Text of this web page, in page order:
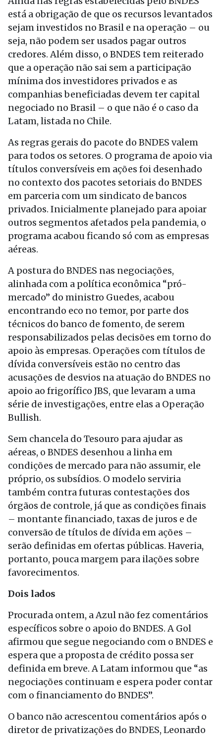
está a obrigação de que os recursos levantados
sejam investidos no Brasil e na operação – ou
seja, não podem ser usados pagar outros
credores. Além disso, o BNDES tem reiterado
que a operação não sai sem a participação
mínima dos investidores privados e as
companhias beneficiadas devem ter capital
negociado no Brasil – o que não é o caso da
Latam, listada no Chile.
As regras gerais do pacote do BNDES valem
para todos os setores. O programa de apoio via
títulos conversíveis em ações foi desenhado
no contexto dos pacotes setoriais do BNDES
em parceria com um sindicato de bancos
privados. Inicialmente planejado para apoiar
outros segmentos afetados pela pandemia, o
programa acabou ficando só com as empresas
aéreas.
A postura do BNDES nas negociações,
alinhada com a política econômica “pró-
mercado” do ministro Guedes, acabou
encontrando eco no temor, por parte dos
técnicos do banco de fomento, de serem
responsabilizados pelas decisões em torno do
apoio às empresas. Operações com títulos de
dívida conversíveis estão no centro das
acusações de desvios na atuação do BNDES no
apoio ao frigorífico JBS, que levaram a uma
série de investigações, entre elas a Operação
Bullish.
Sem chancela do Tesouro para ajudar as
aéreas, o BNDES desenhou a linha em
condições de mercado para não assumir, ele
próprio, os subsídios. O modelo serviria
também contra futuras contestações dos
órgãos de controle, já que as condições finais
– montante financiado, taxas de juros e de
conversão de títulos de dívida em ações –
serão definidas em ofertas públicas. Haveria,
portanto, pouca margem para ilações sobre
favorecimentos.
Dois lados
Procurada ontem, a Azul não fez comentários
específicos sobre o apoio do BNDES. A Gol
afirmou que segue negociando com o BNDES e
espera que a proposta de crédito possa ser
definida em breve. A Latam informou que “as
negociações continuam e espera poder contar
com o financiamento do BNDES”.
O banco não acrescentou comentários após o
diretor de privatizações do BNDES, Leonardo